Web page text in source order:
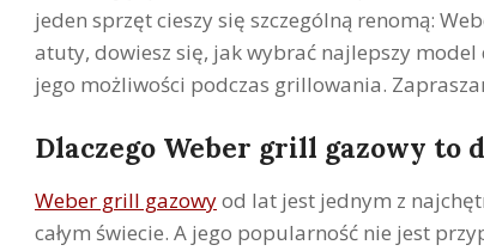
jeden sprzęt cieszy się szczególną renomą:
atuty, dowiesz się, jak wybrać najlepszy
jego możliwości podczas grillowania.
Dlaczego Weber grill gazowy to
Weber grill gazowyod lat jest jednym z
całym świecie. A jego popularność nie jest